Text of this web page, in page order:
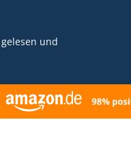
gelesen und